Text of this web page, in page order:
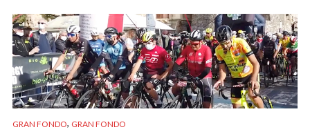
GRAN FONDO, GRAN FONDO